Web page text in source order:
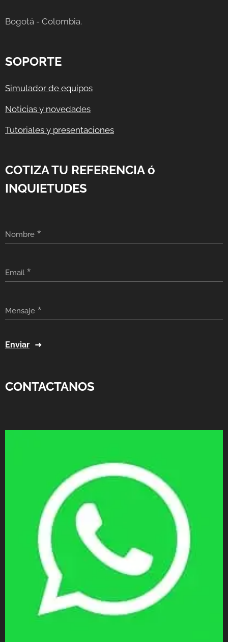
Bogotá - Colombia.
SOPORTE
Simulador de equipos
Noticias y novedades
Tutoriales y presentaciones
COTIZA TU REFERENCIA ó
INQUIETUDES
Nombre
Email
Mensaje
Enviar
CONTACTANOS